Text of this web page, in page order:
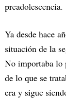
preadolescencia.
Ya desde hace
situación de la
No importaba lo
de lo que se
era y sigue